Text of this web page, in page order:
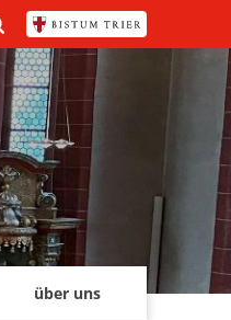
über uns